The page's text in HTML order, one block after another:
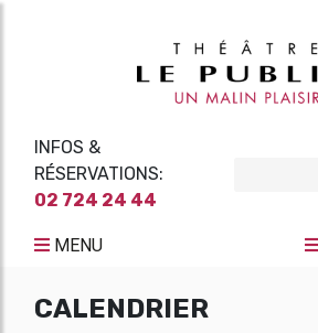
INFOS &
RÉSERVATIONS:
02 724 24 44
MENU
CALENDRIER